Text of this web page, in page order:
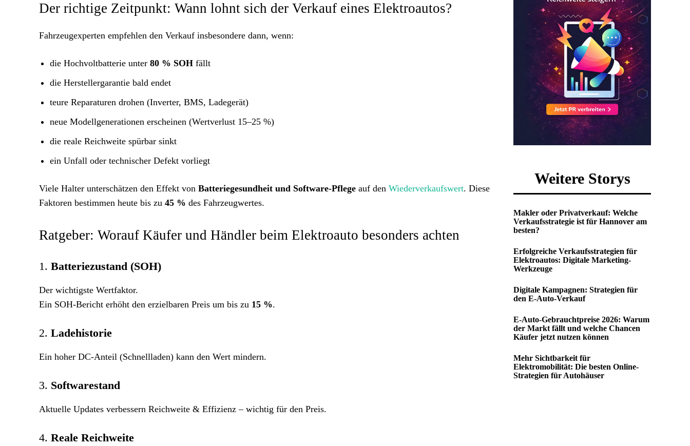
Der richtige Zeitpunkt: Wann lohnt sich der Verkauf eines Elektroautos?
Fahrzeugexperten empfehlen den Verkauf insbesondere dann, wenn:
die Hochvoltbatterie unter 80 % SOH fällt
die Herstellergarantie bald endet
teure Reparaturen drohen (Inverter, BMS, Ladegerät)
neue Modellgenerationen erscheinen (Wertverlust 15–25 %)
die reale Reichweite spürbar sinkt
ein Unfall oder technischer Defekt vorliegt
Viele Halter unterschätzen den Effekt von Batteriegesundheit und Software-Pflege auf den Wiederverkaufswert. Diese
Faktoren bestimmen heute bis zu 45 % des Fahrzeugwertes.
Ratgeber: Worauf Käufer und Händler beim Elektroauto besonders achten
1. Batteriezustand (SOH)
Der wichtigste Wertfaktor.
Ein SOH-Bericht erhöht den erzielbaren Preis um bis zu 15 %.
2. Ladehistorie
Ein hoher DC-Anteil (Schnellladen) kann den Wert mindern.
3. Softwarestand
Aktuelle Updates verbessern Reichweite & Effizienz – wichtig für den Preis.
4. Reale Reichweite
Weitere Storys
Makler oder Privatverkauf: Welche
Verkaufsstrategie ist für Hannover am
besten?
Erfolgreiche Verkaufsstrategien für
Elektroautos: Digitale Marketing-
Werkzeuge
Digitale Kampagnen: Strategien für
den E-Auto-Verkauf
E-Auto-Gebrauchtpreise 2026: Warum
der Markt fällt und welche Chancen
Käufer jetzt nutzen können
Mehr Sichtbarkeit für
Elektromobilität: Die besten Online-
Strategien für Autohäuser